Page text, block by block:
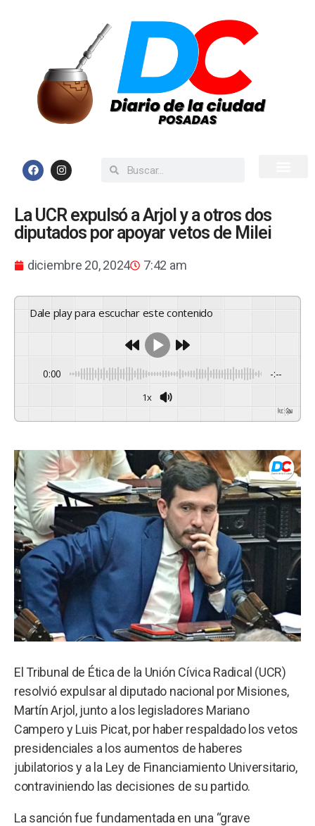
La UCR expulsó a Arjol y a otros dos
diputados por apoyar vetos de Milei
diciembre 20, 2024 7:42 am
Dale play para escuchar este contenido
0:00 -:--
1x
GSpeech
El Tribunal de Ética de la Unión Cívica Radical (UCR)
resolvió expulsar al diputado nacional por Misiones,
Martín Arjol, junto a los legisladores Mariano
Campero y Luis Picat, por haber respaldado los vetos
presidenciales a los aumentos de haberes
jubilatorios y a la Ley de Financiamiento Universitario,
contraviniendo las decisiones de su partido.
La sanción fue fundamentada en una “grave